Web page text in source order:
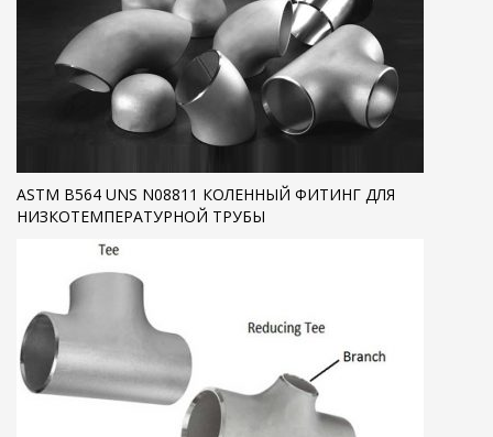
ASTM B564 UNS N08811 КОЛЕННЫЙ ФИТИНГ ДЛЯ
НИЗКОТЕМПЕРАТУРНОЙ ТРУБЫ